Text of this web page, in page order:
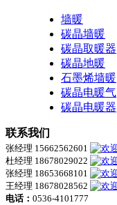
墙暖
碳晶墙暖
碳晶取暖器
碳晶地暖
石墨烯墙暖
碳晶电暖气
碳晶电暖器
联系我们
张经理 15662562601
杜经理 18678029022
张经理 18653668101
王经理 18678028562
电话： 0536-4101777